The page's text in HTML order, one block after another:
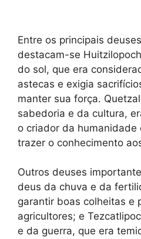
Entre os principais
destacam-se
do sol, que era
astecas e exigia
manter sua força.
sabedoria e da cultura,
o criador da humanidade
trazer o conhecimento
Outros deuses
deus da chuva e da
garantir boas colheitas e
agricultores; e
e da guerra, que era